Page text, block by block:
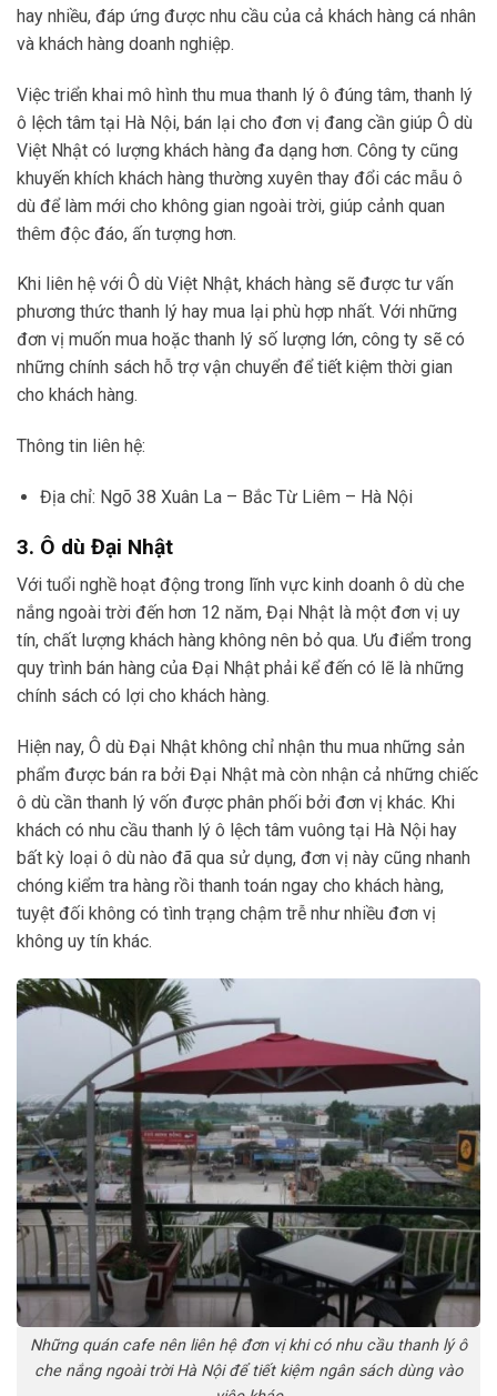
hay nhiều, đáp ứng được nhu cầu của cả khách hàng cá nhân
và khách hàng doanh nghiệp.
Việc triển khai mô hình thu mua thanh lý ô đúng tâm, thanh lý
ô lệch tâm tại Hà Nội, bán lại cho đơn vị đang cần giúp Ô dù
Việt Nhật có lượng khách hàng đa dạng hơn. Công ty cũng
khuyến khích khách hàng thường xuyên thay đổi các mẫu ô
dù để làm mới cho không gian ngoài trời, giúp cảnh quan
thêm độc đáo, ấn tượng hơn.
Khi liên hệ với Ô dù Việt Nhật, khách hàng sẽ được tư vấn
phương thức thanh lý hay mua lại phù hợp nhất. Với những
đơn vị muốn mua hoặc thanh lý số lượng lớn, công ty sẽ có
những chính sách hỗ trợ vận chuyển để tiết kiệm thời gian
cho khách hàng.
Thông tin liên hệ:
Địa chỉ: Ngõ 38 Xuân La – Bắc Từ Liêm – Hà Nội
3. Ô dù Đại Nhật
Với tuổi nghề hoạt động trong lĩnh vực kinh doanh ô dù che
nắng ngoài trời đến hơn 12 năm, Đại Nhật là một đơn vị uy
tín, chất lượng khách hàng không nên bỏ qua. Ưu điểm trong
quy trình bán hàng của Đại Nhật phải kể đến có lẽ là những
chính sách có lợi cho khách hàng.
Hiện nay, Ô dù Đại Nhật không chỉ nhận thu mua những sản
phẩm được bán ra bởi Đại Nhật mà còn nhận cả những chiếc
ô dù cần thanh lý vốn được phân phối bởi đơn vị khác. Khi
khách có nhu cầu thanh lý ô lệch tâm vuông tại Hà Nội hay
bất kỳ loại ô dù nào đã qua sử dụng, đơn vị này cũng nhanh
chóng kiểm tra hàng rồi thanh toán ngay cho khách hàng,
tuyệt đối không có tình trạng chậm trễ như nhiều đơn vị
không uy tín khác.
Những quán cafe nên liên hệ đơn vị khi có nhu cầu thanh lý ô
che nắng ngoài trời Hà Nội để tiết kiệm ngân sách dùng vào